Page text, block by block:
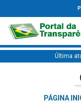
Última
PÁGINA